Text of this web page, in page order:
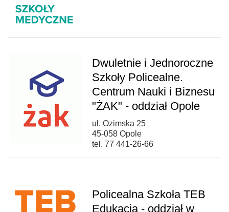
Dwuletnie i Jednoroczne
Szkoły Policealne.
Centrum Nauki i Biznesu
"ŻAK" - oddział Opole
ul. Ozimska 25
45-058 Opole
tel. 77 441-26-66
Policealna Szkoła TEB
Edukacja - oddział w